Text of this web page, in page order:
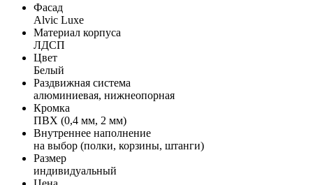
Фасад
Alvic Luxe
Материал корпуса
ЛДСП
Цвет
Белый
Раздвижная система
алюминиевая, нижнеопорная
Кромка
ПВХ (0,4 мм, 2 мм)
Внутреннее наполнение
на выбор (полки, корзины, штанги)
Размер
индивидуальный